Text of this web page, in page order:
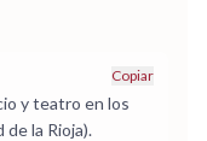
Copiar
y teatro en los
la Rioja).